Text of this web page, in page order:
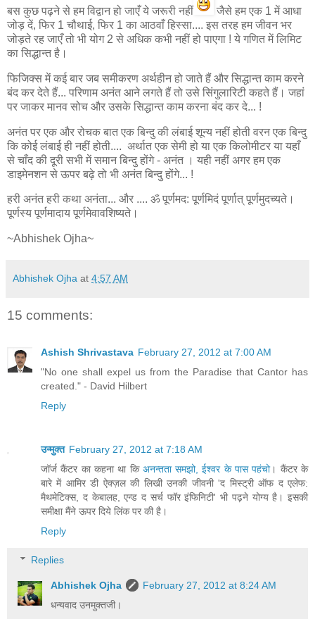
बस कुछ पढ़ने से हम विद्वान हो जाएँ ये जरूरी नहीं
जैसे हम एक 1 में आधा
जोड़ दें, फिर 1 चौथाई, फिर 1 का आठवाँ हिस्सा.... इस तरह हम जीवन भर
जोड़ते रह जाएँ तो भी योग 2 से अधिक कभी नहीं हो पाएगा ! ये गणित में लिमिट
का सिद्धान्त है।
फिजिक्स में कई बार जब समीकरण अर्थहीन हो जाते हैं और सिद्धान्त काम करने
बंद कर देते हैं... परिणाम अनंत आने लगते हैं तो उसे सिंगुलारिटी कहते हैं। जहां
पर जाकर मानव सोच और उसके सिद्धान्त काम करना बंद कर दे... !
अनंत पर एक और रोचक बात एक बिन्दु की लंबाई शून्य नहीं होती वरन एक बिन्दु
कि कोई लंबाई ही नहीं होती.... अर्थात एक सेमी हो या एक किलोमीटर या यहाँ
से चाँद की दूरी सभी में समान बिन्दु होंगे - अनंत । यही नहीं अगर हम एक
डाइमेनशन से ऊपर बढ़े तो भी अनंत बिन्दु होंगे... !
हरी अनंत हरी कथा अनंता... और .... ॐ पूर्णमद: पूर्णमिदं पूर्णात् पूर्णमुदच्यते।
पूर्णस्य पूर्णमादाय पूर्णमेवावशिष्यते।
~Abhishek Ojha~
Abhishek Ojha at 4:57 AM
15 comments:
Ashish Shrivastava February 27, 2012 at 7:00 AM
"No one shall expel us from the Paradise that Cantor has
created." - David Hilbert
Reply
उन्मुक्त February 27, 2012 at 7:18 AM
जॉर्ज कैंटर का कहना था कि अनन्तता समझो, ईश्वर के पास पहंचो। कैंटर के
बारे में आमिर डी ऐक्ज़ल की लिखी उनकी जीवनी 'द मिस्ट्री ऑफ द एलेफ:
मैथमेटिक्स, द केबालह, एन्ड द सर्च फॉर इंफिनिटी' भी पढ़ने योग्य है। इसकी
समीक्षा मैंने ऊपर दिये लिंक पर की है।
Reply
Replies
Abhishek Ojha
February 27, 2012 at 8:24 AM
धन्यवाद उनमुक्तजी।